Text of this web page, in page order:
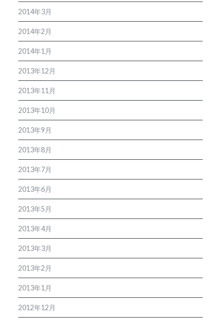
2014年3月
2014年2月
2014年1月
2013年12月
2013年11月
2013年10月
2013年9月
2013年8月
2013年7月
2013年6月
2013年5月
2013年4月
2013年3月
2013年2月
2013年1月
2012年12月